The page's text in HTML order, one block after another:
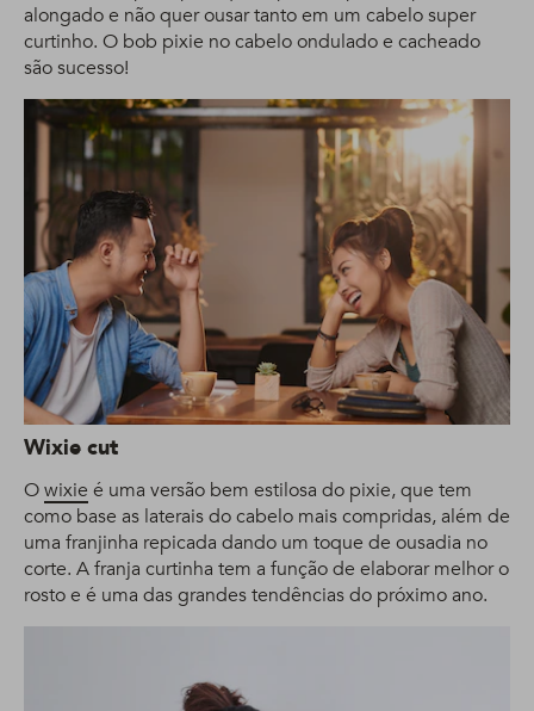
alongado e não quer ousar tanto em um cabelo super
curtinho. O bob pixie no cabelo ondulado e cacheado
são sucesso!
Wixie cut
Owixie é uma versão bem estilosa do pixie, que tem
como base as laterais do cabelo mais compridas, além de
uma franjinha repicada dando um toque de ousadia no
corte. A franja curtinha tem a função de elaborar melhor o
rosto e é uma das grandes tendências do próximo ano.